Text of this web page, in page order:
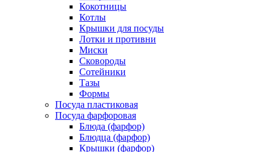
Кокотницы
Котлы
Крышки для посуды
Лотки и противни
Миски
Сковороды
Сотейники
Тазы
Формы
Посуда пластиковая
Посуда фарфоровая
Блюда (фарфор)
Блюдца (фарфор)
Крышки (фарфор)